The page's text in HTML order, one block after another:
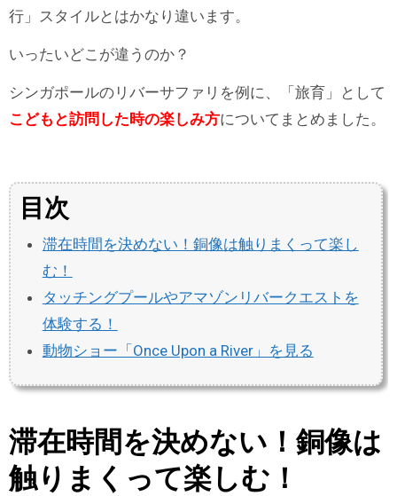
行」スタイルとはかなり違います。
いったいどこが違うのか？
シンガポールのリバーサファリを例に、「旅育」として
こどもと訪問した時の楽しみ方についてまとめました。
目次
滞在時間を決めない！銅像は触りまくって楽し
む！
タッチングプールやアマゾンリバークエストを
体験する！
動物ショー「Once Upon a River」を見る
滞在時間を決めない！銅像は
触りまくって楽しむ！